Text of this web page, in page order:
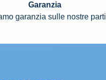
Garanzia
garanzia sulle nostre parti